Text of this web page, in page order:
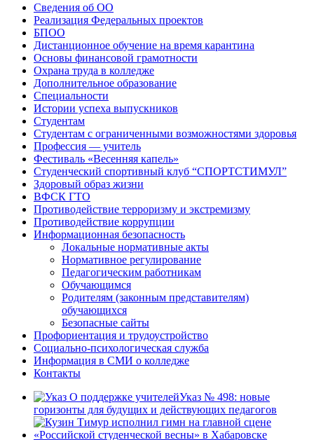
Сведения об ОО
Реализация Федеральных проектов
БПОО
Дистанционное обучение на время карантина
Основы финансовой грамотности
Охрана труда в колледже
Дополнительное образование
Специальности
Истории успеха выпускников
Студентам
Студентам с ограниченными возможностями здоровья
Профессия — учитель
Фестиваль «Весенняя капель»
Студенческий спортивный клуб “СПОРТСТИМУЛ”
Здоровый образ жизни
ВФСК ГТО
Противодействие терроризму и экстремизму
Противодействие коррупции
Информационная безопасность
Локальные нормативные акты
Нормативное регулирование
Педагогическим работникам
Обучающимся
Родителям (законным представителям)
обучающихся
Безопасные сайты
Профориентация и трудоустройство
Социально-психологическая служба
Информация в СМИ о колледже
Контакты
Указ № 498: новые
горизонты для будущих и действующих педагогов